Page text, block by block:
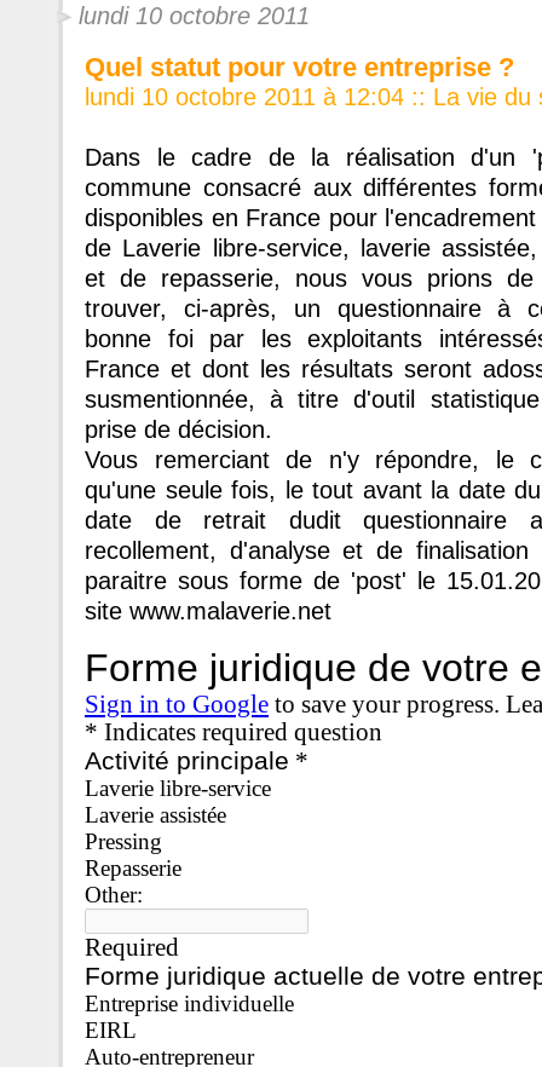
lundi 10 octobre 2011
Quel statut pour votre entreprise ?
lundi 10 octobre 2011 à 12:04 :: La vie du
Dans le cadre de la réalisation d'un
commune consacré aux différentes
disponibles en France pour
de Laverie libre-service, laverie
et de repasserie, nous vous prions de
trouver, ci-après, un questionnaire à
bonne foi par les exploitants
France et dont les résultats seront
susmentionnée, à titre d'outil
prise de décision.
Vous remerciant de n'y répondre, le
qu'une seule fois, le tout avant la date
date de retrait dudit questionnaire
recollement, d'analyse et de
paraitre sous forme de 'post' le
site www.malaverie.net